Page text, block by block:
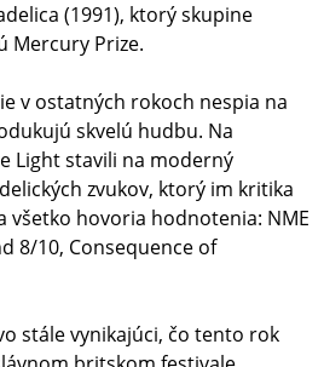
(1991), ktorý skupine
Mercury Prize.
v ostatných rokoch nespia na
skvelú hudbu. Na
Light stavili na moderný
zvukov, ktorý im kritika
všetko hovoria hodnotenia: NME
8/10, Consequence of
stále vynikajúci, čo tento rok